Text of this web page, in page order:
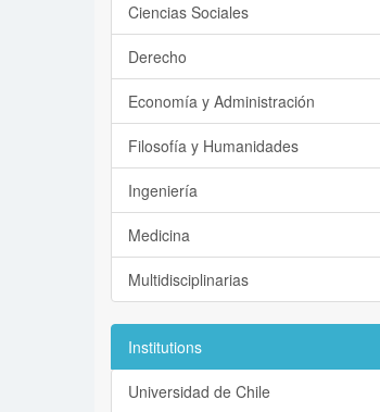
Ciencias Sociales
Derecho
Economía y Administración
Filosofía y Humanidades
Ingeniería
Medicina
Multidisciplinarias
Institutions
Universidad de Chile